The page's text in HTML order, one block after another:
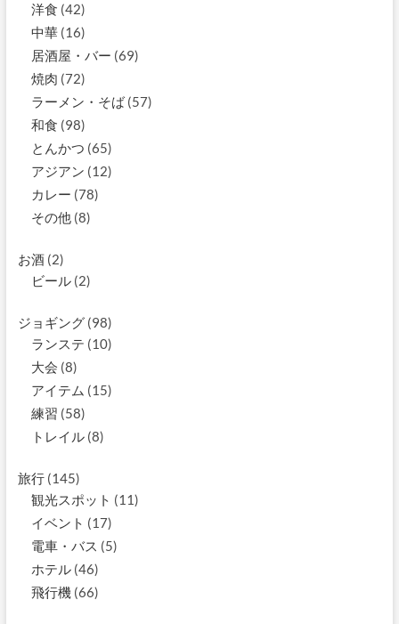
洋食 (42)
中華(16)
居酒屋・バー (69)
焼肉 (72)
ラーメン・そば(57)
和食 (98)
とんかつ (65)
アジアン (12)
カレー (78)
その他(8)
お酒(2)
ビール(2)
ジョギング(98)
ランステ (10)
大会 (8)
アイテム (15)
練習 (58)
トレイル(8)
旅行(145)
観光スポット (11)
イベント (17)
電車・バス (5)
ホテル(46)
飛行機(66)